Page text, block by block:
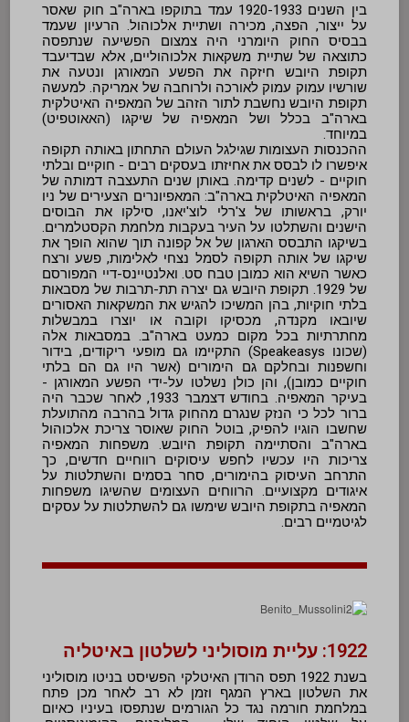
בין השנים 1920-1933 עמד בתוקפו בארה"ב חוק שאסר
על ייצור, הפצה, מכירה ושתיית אלכוהול. הרעיון שעמד
בבסיס החוק היומרני היה צמצום הפשיעה שנתפסה
כתוצאה של שתיית משקאות אלכוהוליים, אלא שבדיעבד
תקופת היובש חיזקה את הפשע המאורגן ונטעה את
שורשיו עמוק עמוק לאורכה ולרוחבה של אמריקה. למעשה
תקופת היובש נחשבת לתור הזהב של המאפיה האיטלקית
בארה"ב בכלל ושל המאפיה של שיקגו (האאוטפיט)
במיוחד.
ההכנסות העצומות שגילגל העולם התחתון באותה תקופה
איפשרו לו לבסס את אחיזתו בעסקים רבים - חוקיים ובלתי
חוקיים - לשנים קדימה. באותן שנים התעצבה דמותה של
המאפיה האיטלקית בארה"ב: המאפיונרים הצעירים של ניו
יורק, בראשותו של צ'רלי לוצ'יאנו, סילקו את הבוסים
הישנים והשתלטו על העיר בעקבות מלחמת הקסטלמרים.
בשיקגו התבסס הארגון של אל קפונה תוך שהוא הופך את
שיקגו של אותה תקופה לסמל נצחי לאלימות, פשע ורצח
כאשר השיא הוא כמובן טבח סט. ואלנטיינס-דיי המפורסם
של 1929. תקופת היובש גם יצרה תת-תרבות של מסבאות
בלתי חוקיות, בהן המשיכו להגיש את המשקאות האסורים
שיובאו מקנדה, מכסיקו וקובה או יוצרו במבשלות
מחתרתיות בכל מקום כמעט בארה"ב. במסבאות אלה
(שכונו Speakeasys) התקיימו גם מופעי ריקודים, בידור
וחשפנות ובחלקם גם הימורים (אשר היו גם הם בלתי
חוקיים כמובן), והן כולן נשלטו על-ידי הפשע המאורגן -
בעיקר המאפיה. בחודש דצמבר 1933, לאחר שכבר היה
ברור לכל כי הנזק שנגרם מהחוק גדול בהרבה מהתועלת
שחשבו הוגיו להפיק, בוטל החוק שאוסר צריכת אלכוהול
בארה"ב והסתיימה תקופת היובש. משפחות המאפיה
צריכות היו עכשיו לחפש עיסוקים רווחיים חדשים, כך
התרחב העיסוק בהימורים, סחר בסמים והשתלטות על
איגודים מקצועיים. הרווחים העצומים שהשיגו משפחות
המאפיה בתקופת היובש שימשו גם להשתלטות על עסקים
לגיטמיים רבים.
1922: עליית מוסוליני לשלטון באיטליה
בשנת 1922 תפס הרודן האיטלקי הפשיסט בניטו מוסוליני
את השלטון בארץ המגף וזמן לא רב לאחר מכן פתח
במלחמת חורמה נגד כל הגורמים שנתפסו בעיניו כאיום